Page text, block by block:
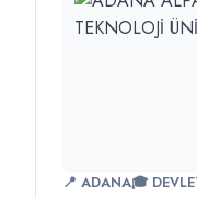
📍 ADANA🎓